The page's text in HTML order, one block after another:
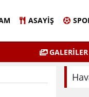
ASAYIŞ
Eskişehir İl
Kulaktan Dolma
GALERİLER